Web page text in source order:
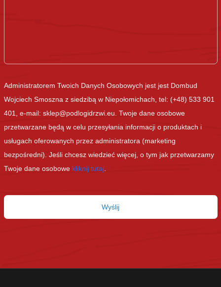
Administratorem Twoich Danych Osobowych jest jest Dombud
Wojciech Smoszna z siedzibą w Niepołomichach, tel: (+48) 533 901
401, e-mail: sklep@podlogidrzwi.eu. Twoje dane osobowe
przetwarzane będą w celu przesyłania informacji o produktach i
usługach oferowanych przez administratora (marketing
bezpośredni). Jeśli chcesz wiedzieć więcej, o tym jak przetwarzamy
Twoje dane osobowe kliknij tutaj.